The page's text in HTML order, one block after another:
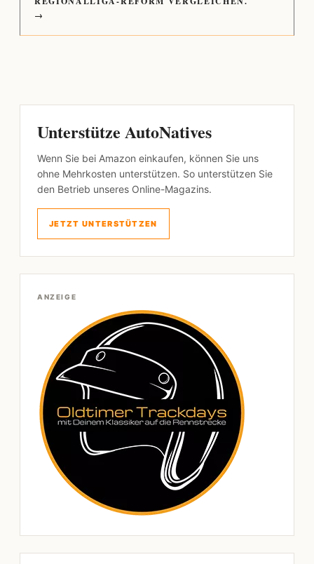
→
Unterstütze AutoNatives
Wenn Sie bei Amazon einkaufen, können Sie uns
ohne Mehrkosten unterstützen. So unterstützen Sie
den Betrieb unseres Online-Magazins.
JETZT UNTERSTÜTZEN
ANZEIGE